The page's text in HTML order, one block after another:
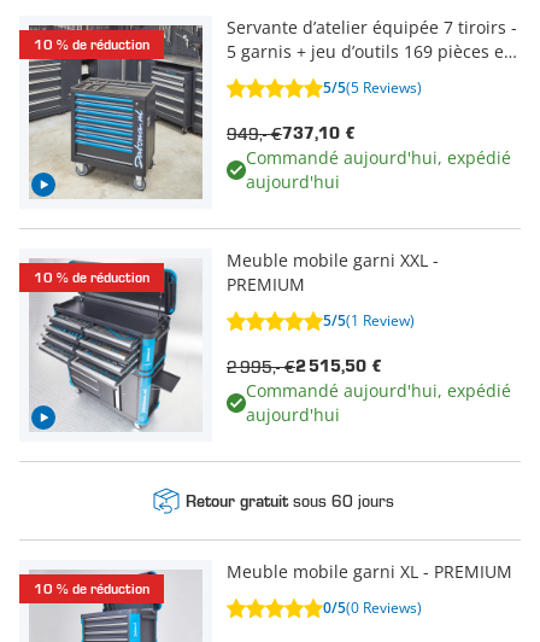
10 % de réduction
Servante d’atelier équipée 7 tiroirs -
5 garnis + jeu d’outils 169 pièces et
logo LED
5/5(5 Reviews)
737,10 €
949,- €
Commandé aujourd'hui, expédié
aujourd'hui
10 % de réduction
Meuble mobile garni XXL -
PREMIUM
5/5(1 Review)
2 515,50 €
2 995,- €
Commandé aujourd'hui, expédié
aujourd'hui
Retour gratuitsous 60 jours
10 % de réduction
Meuble mobile garni XL - PREMIUM
0/5(0 Reviews)